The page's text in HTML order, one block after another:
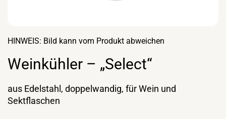
HINWEIS: Bild kann vom Produkt abweichen
Weinkühler – „Select“
aus Edelstahl, doppelwandig, für Wein und
Sektflaschen